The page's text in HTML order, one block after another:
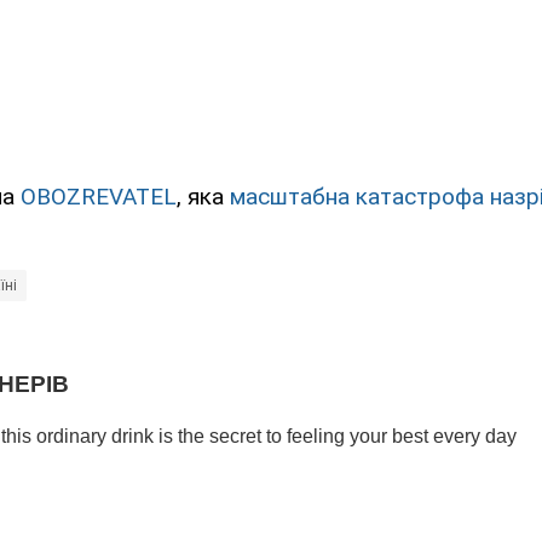
OBOZREVATEL, яка масштабна катастрофа